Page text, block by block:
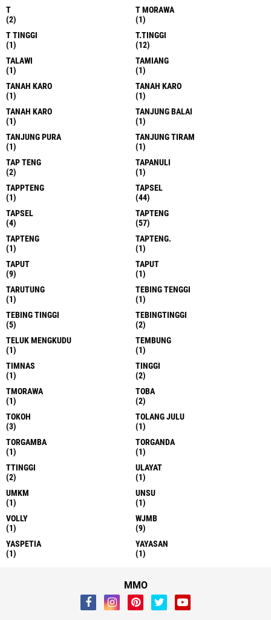
T
(2)
T MORAWA
(1)
T TINGGI
(1)
T.TINGGI
(12)
TALAWI
(1)
TAMIANG
(1)
TANAH KARO
(1)
TANAH KARO
(1)
TANAH KARO
(1)
TANJUNG BALAI
(1)
TANJUNG PURA
(1)
TANJUNG TIRAM
(1)
TAP TENG
(2)
TAPANULI
(1)
TAPPTENG
(1)
TAPSEL
(44)
TAPSEL
(4)
TAPTENG
(57)
TAPTENG
(1)
TAPTENG.
(1)
TAPUT
(9)
TAPUT
(1)
TARUTUNG
(1)
TEBING TENGGI
(1)
TEBING TINGGI
(5)
TEBINGTINGGI
(2)
TELUK MENGKUDU
(1)
TEMBUNG
(1)
TIMNAS
(1)
TINGGI
(2)
TMORAWA
(1)
TOBA
(2)
TOKOH
(3)
TOLANG JULU
(1)
TORGAMBA
(1)
TORGANDA
(1)
TTINGGI
(2)
ULAYAT
(1)
UMKM
(1)
UNSU
(1)
VOLLY
(1)
WJMB
(9)
YASPETIA
(1)
YAYASAN
(1)
MMO